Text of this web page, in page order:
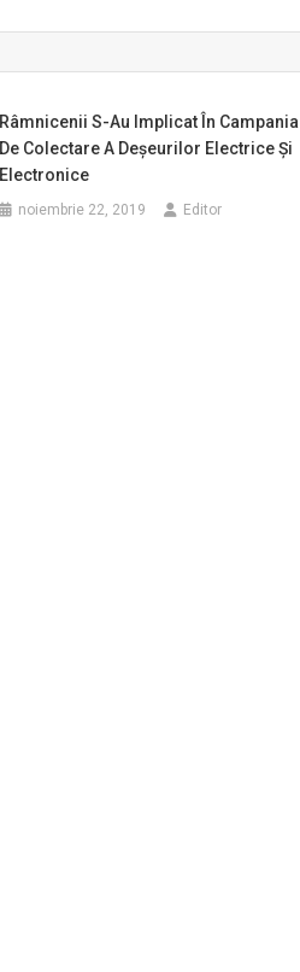
Râmnicenii S-Au Implicat În Campania
De Colectare A Deşeurilor Electrice Şi
Electronice
noiembrie 22, 2019 Editor